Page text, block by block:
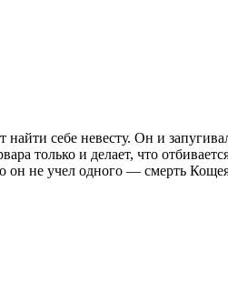
себе невесту. Он и
только и делает, что
не учел одного — смерть